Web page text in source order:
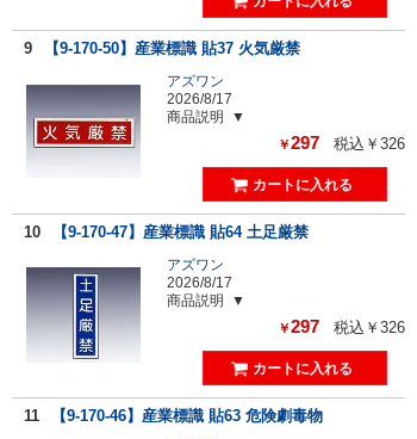
9 【9-170-50】産業標識 貼37 火気厳禁
アズワン
2026/8/17
商品説明
￥297 税込￥326
10 【9-170-47】産業標識 貼64 土足厳禁
アズワン
2026/8/17
商品説明
￥297 税込￥326
11 【9-170-46】産業標識 貼63 危険劇毒物